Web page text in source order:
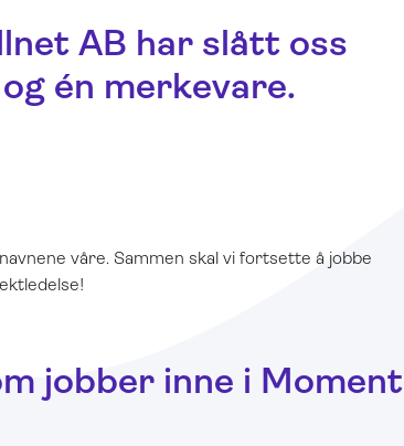
AB har slått oss
én merkevare.
våre. Sammen skal vi fortsette å jobbe
jobber inne i Moment